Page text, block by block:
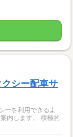
クシー配車サ
ーを利用できるよ
す。 積極的